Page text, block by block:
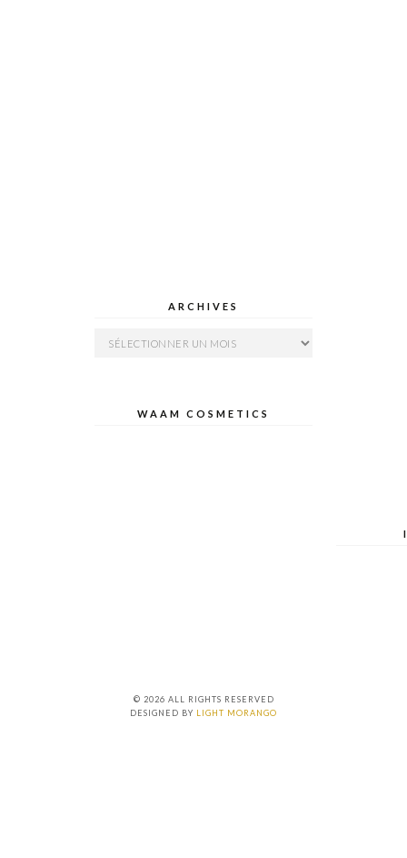
ARCHIVES
Archives
WAAM COSMETICS
© 2026 ALL RIGHTS RESERVED
DESIGNED BY LIGHT MORANGO